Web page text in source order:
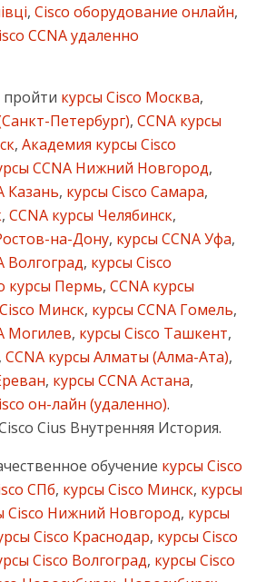
, Cisco оборудование онлайн,
CCNA удаленно
курсы Cisco Москва,
Петербург), CCNA курсы
, Академия курсы Cisco
CCNA Нижний Новгород,
Казань, курсы Cisco Самара,
, CCNA курсы Челябинск,
на-Дону, курсы CCNA Уфа,
Волгоград, курсы Cisco
курсы Пермь, CCNA курсы
Минск, курсы CCNA Гомель,
Могилев, курсы Cisco Ташкент,
, CCNA курсы Алматы (Алма-Ата),
, курсы CCNA Астана,
он-лайн (удаленно).
Cius Внутренняя История.
обучение курсы Cisco
СПб, курсы Cisco Минск, курсы
Cisco Нижний Новгород, курсы
Cisco Краснодар, курсы Cisco
Cisco Волгоград, курсы Cisco